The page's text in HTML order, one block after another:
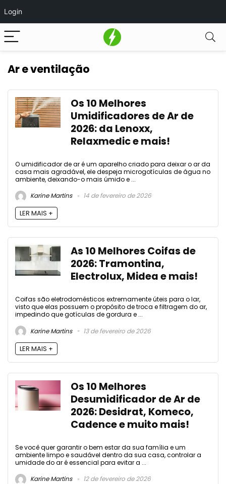
Login
Ar e ventilação
Os 10 Melhores
Umidificadores de Ar de
2026: da Lenoxx,
Relaxmedic e mais!
O umidificador de ar é um aparelho criado para deixar o ar da
casa mais agradável, ele despeja microgotículas de água no
ambiente, deixando-o mais úmido e ...
Karine Martins
14 de fevereiro de 2026
LER MAIS +
As 10 Melhores Coifas de
2026: Tramontina,
Electrolux, Midea e mais!
Coifas são eletrodomésticos extremamente úteis para o lar,
visto que elas possuem o propósito de troca e filtragem do ar,
impedindo que gotículas de gordura e ...
Karine Martins
13 de fevereiro de 2026
LER MAIS +
Os 10 Melhores
Desumidificador de Ar de
2026: Desidrat, Komeco,
Cadence e muito mais!
Se você quer garantir o bem estar da sua família e um
ambiente limpo e saudável dentro da sua casa, controlar a
umidade do ar é essencial para evitar a ...
Karine Martins
12 de fevereiro de 2026